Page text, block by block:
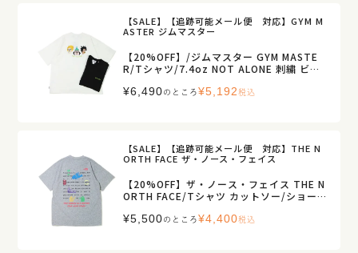
【SALE】【追跡可能メール便 対応】GYM M
ASTER ジムマスター
【20%OFF】/ジムマスター GYM MASTE
R/Tシャツ/7.4oz NOT ALONE 刺繍 ビッ
¥6,490 のところ¥5,192税込
【SALE】【追跡可能メール便 対応】THE N
ORTH FACE ザ・ノース・フェイス
【20%OFF】ザ・ノース・フェイス THE N
ORTH FACE/Tシャツ カットソー/ショート
32643/レディース メンズ【正規取扱】
¥5,500 のところ¥4,400税込